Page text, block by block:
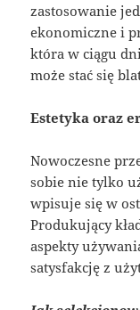
zastosowanie
ekonomiczne i
która w ciągu
może stać się
Estetyka oraz
Nowoczesne
sobie nie tylko
wpisuje się w
Produkujący
aspekty
satysfakcję z